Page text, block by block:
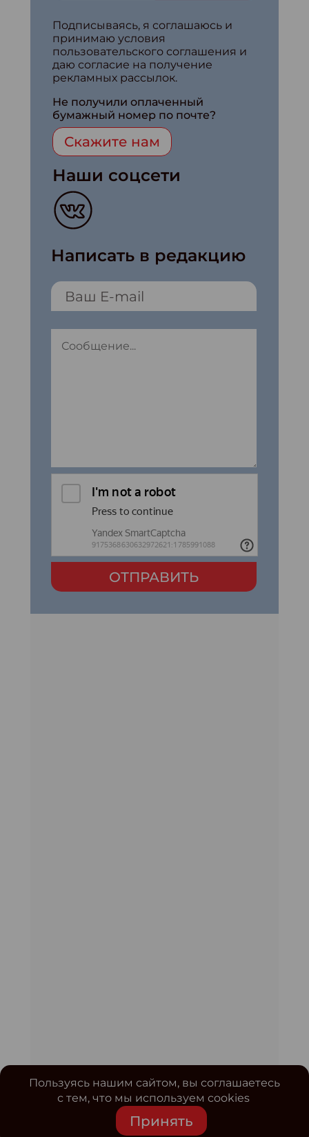
Подписываясь, я соглашаюсь и
принимаю условия
пользовательского соглашения и
даю согласие на получение
рекламных рассылок.
Не получили оплаченный
бумажный номер по почте?
Скажите нам
Наши соцсети
Написать в редакцию
ОТПРАВИТЬ
Пользуясь нашим сайтом, вы соглашаетесь
с тем, что мы используем cookies
Принять